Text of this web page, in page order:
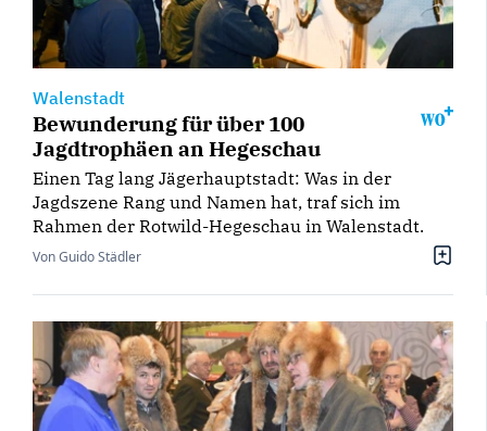
Walenstadt
Bewunderung für über 100
Jagdtrophäen an Hegeschau
Einen Tag lang Jägerhauptstadt: Was in der
Jagdszene Rang und Namen hat, traf sich im
Rahmen der Rotwild-Hegeschau in Walenstadt.
Von Guido Städler